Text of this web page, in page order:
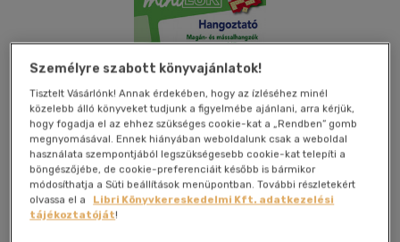
Személyre szabott könyvajánlatok!
Tisztelt Vásárlónk! Annak érdekében, hogy az ízléséhez minél
közelebb álló könyveket tudjunk a figyelmébe ajánlani, arra kérjük,
hogy fogadja el az ehhez szükséges cookie-kat a „Rendben” gomb
megnyomásával. Ennek hiányában weboldalunk csak a weboldal
használata szempontjából legszükségesebb cookie-kat telepíti a
böngészőjébe, de cookie-preferenciáit később is bármikor
módosíthatja a Süti beállítások menüpontban. További részletekért
olvassa el a
Libri Könyvkereskedelmi Kft. adatkezelési
tájékoztatóját!